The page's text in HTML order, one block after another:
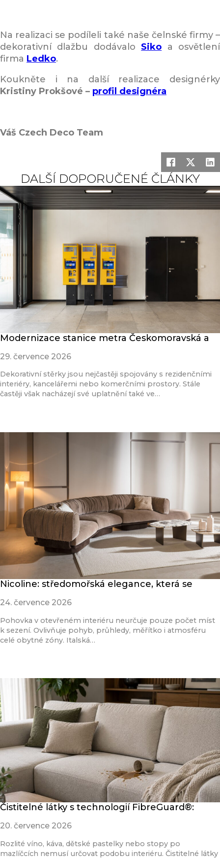
Na realizaci se podíleli také naše čelnské firmy –
dekorativní dlažbu dodávalo Siko a osvětlení
firma Ledko.
Koukněte i na další realizace designérky
Kristiny Prokšové – profil designéra
Váš Czech Deco Team
DALŠÍ DOPORUČENÉ ČLÁNKY
Modernizace stanice metra Českomoravská a
29. července 2026
Dekorativní stěrky jsou nejčastěji spojovány s rezidenčními
interiéry, kancelářemi nebo komerčními prostory. Stále
častěji však nacházejí své uplatnění také ve…
Nicoline: středomořská elegance, která se
24. července 2026
Pohovka v otevřeném interiéru neurčuje pouze počet míst
k sezení. Ovlivňuje pohyb, průhledy, měřítko i atmosféru
celé obytné zóny. Italská…
Čistitelné látky s technologií FibreGuard®:
20. července 2026
Rozlité víno, káva, dětské pastelky nebo stopy po
mazlíčcích nemusí určovat podobu interiéru. Čistitelné látky